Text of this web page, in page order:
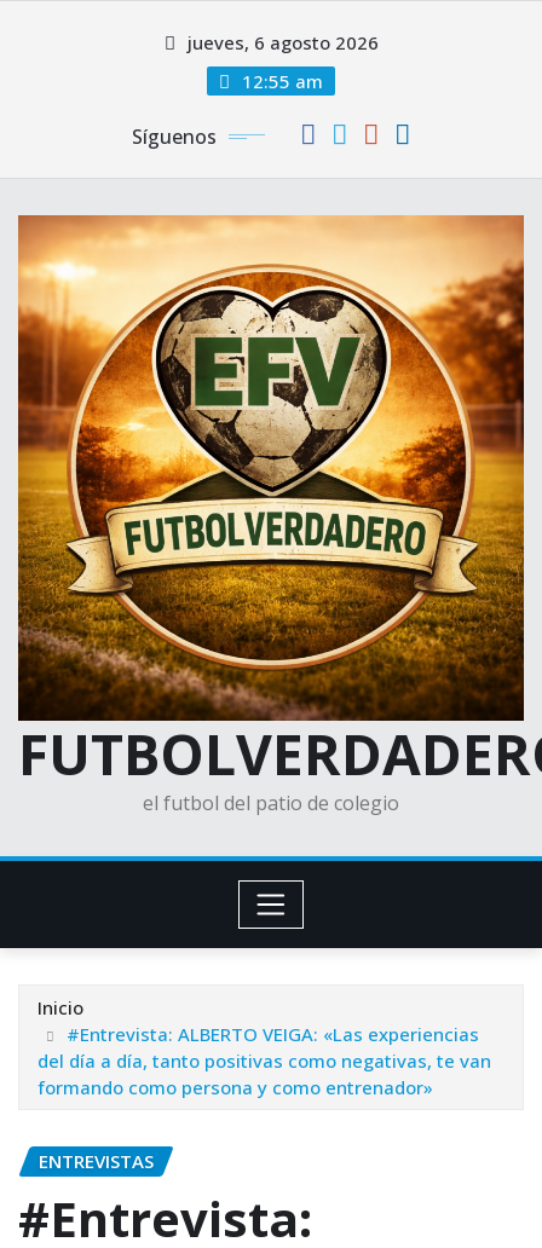
jueves, 6 agosto 2026
12:55 am
Síguenos
el futbol del patio de colegio
Inicio
#Entrevista: ALBERTO VEIGA: «Las experiencias
del día a día, tanto positivas como negativas, te van
formando como persona y como entrenador»
ENTREVISTAS
#Entrevista: